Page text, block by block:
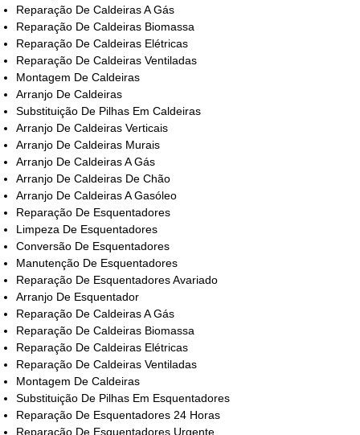
Reparação De Caldeiras A Gás
Reparação De Caldeiras Biomassa
Reparação De Caldeiras Elétricas
Reparação De Caldeiras Ventiladas
Montagem De Caldeiras
Arranjo De Caldeiras
Substituição De Pilhas Em Caldeiras
Arranjo De Caldeiras Verticais
Arranjo De Caldeiras Murais
Arranjo De Caldeiras A Gás
Arranjo De Caldeiras De Chão
Arranjo De Caldeiras A Gasóleo
Reparação De Esquentadores
Limpeza De Esquentadores
Conversão De Esquentadores
Manutenção De Esquentadores
Reparação De Esquentadores Avariado
Arranjo De Esquentador
Reparação De Caldeiras A Gás
Reparação De Caldeiras Biomassa
Reparação De Caldeiras Elétricas
Reparação De Caldeiras Ventiladas
Montagem De Caldeiras
Substituição De Pilhas Em Esquentadores
Reparação De Esquentadores 24 Horas
Reparação De Esquentadores Urgente